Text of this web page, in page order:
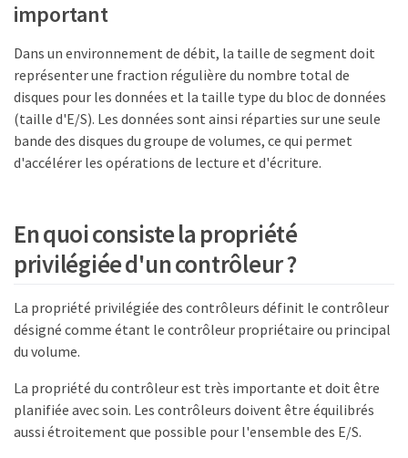
important
Dans un environnement de débit, la taille de segment doit
représenter une fraction régulière du nombre total de
disques pour les données et la taille type du bloc de données
(taille d'E/S). Les données sont ainsi réparties sur une seule
bande des disques du groupe de volumes, ce qui permet
d'accélérer les opérations de lecture et d'écriture.
En quoi consiste la propriété
privilégiée d'un contrôleur ?
La propriété privilégiée des contrôleurs définit le contrôleur
désigné comme étant le contrôleur propriétaire ou principal
du volume.
La propriété du contrôleur est très importante et doit être
planifiée avec soin. Les contrôleurs doivent être équilibrés
aussi étroitement que possible pour l'ensemble des E/S.